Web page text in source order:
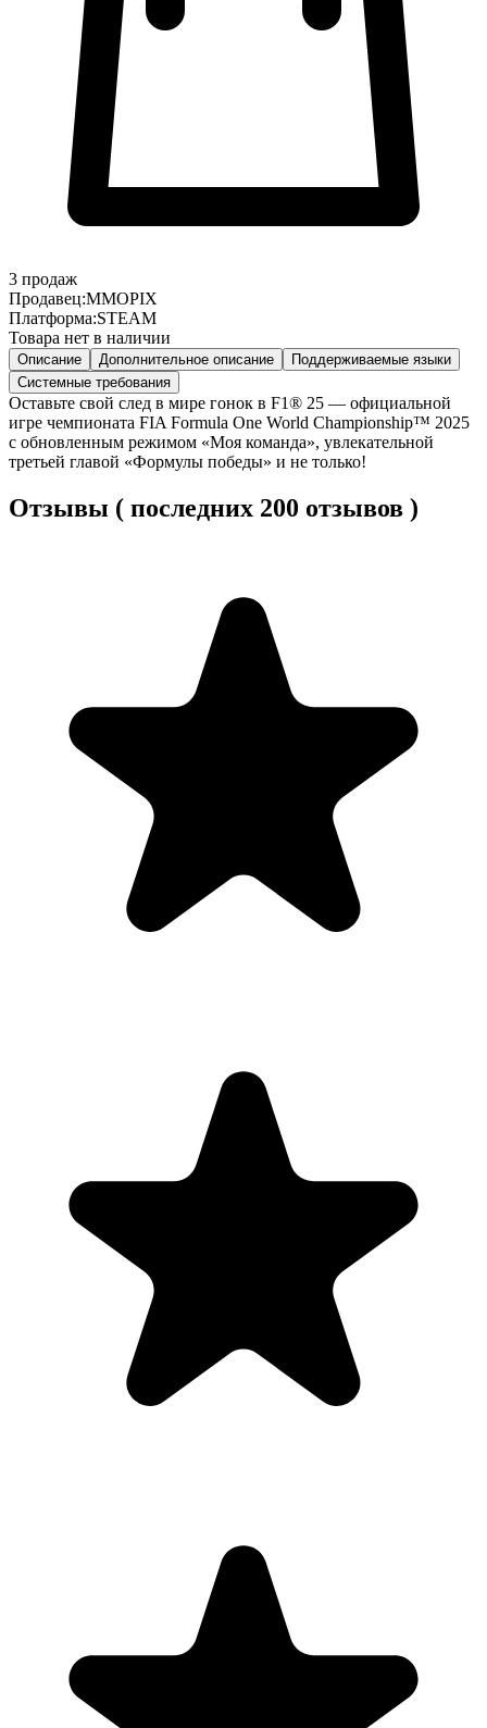
3 продаж
Продавец:MMOPIX
Платформа:STEAM
Товара нет в наличии
Описание Дополнительное описание
Поддерживаемые языки
Системные требования
Оставьте свой след в мире гонок в F1® 25 — официальной
игре чемпионата FIA Formula One World Championship™ 2025
с обновленным режимом «Моя команда», увлекательной
третьей главой «Формулы победы» и не только!
Отзывы ( последних 200 отзывов )